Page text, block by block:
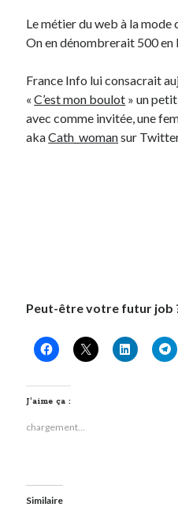
Derniers Commentaires
JF dansC’était pas mieux avant… à
littleceltdansComment j’ai opéré
AnthonydansComment j’ai opéré
Renaud DucherdansComment j’ai
personnelle
On parle de quoi ?
Engagé
Le métier du web à la mode
On en dénombrerait 500 en
France Info lui consacrait
«C’est mon boulot » un
avec comme invitée, une
akaCath_womansur
Peut-être votre futur job
J’aime ça :
chargement…
Similaire